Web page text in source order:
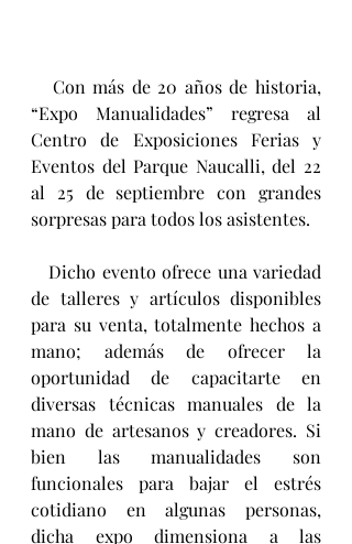
“Expo Manualidades” regresa al
Centro de Exposiciones Ferias y
Eventos del Parque Naucalli, del 22
al 25 de septiembre con grandes
sorpresas para todos los asistentes.
   Dicho evento ofrece una variedad
de talleres y artículos disponibles
para su venta, totalmente hechos a
mano; además de ofrecer la
oportunidad de capacitarte en
diversas técnicas manuales de la
mano de artesanos y creadores. Si
bien las manualidades son
funcionales para bajar el estrés
cotidiano en algunas personas,
dicha expo dimensiona a las